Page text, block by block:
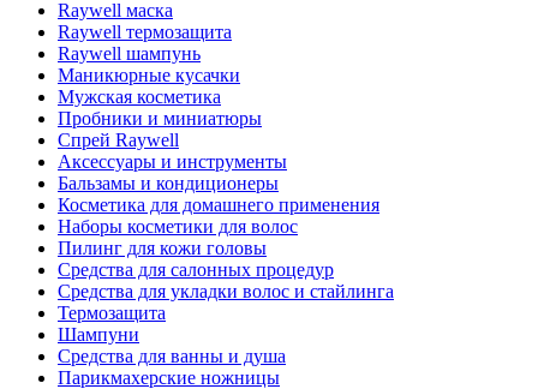
Raywell маска
Raywell термозащита
Raywell шампунь
Маникюрные кусачки
Мужская косметика
Пробники и миниатюры
Спрей Raywell
Аксессуары и инструменты
Бальзамы и кондиционеры
Косметика для домашнего применения
Наборы косметики для волос
Пилинг для кожи головы
Средства для салонных процедур
Средства для укладки волос и стайлинга
Термозащита
Шампуни
Средства для ванны и душа
Парикмахерские ножницы